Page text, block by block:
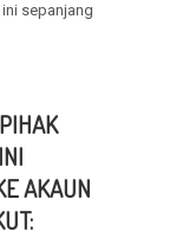
ini sepanjang
AKAUN